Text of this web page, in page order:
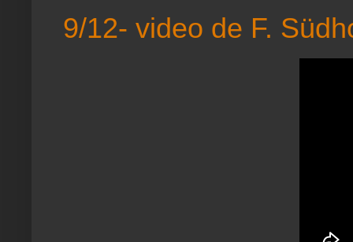
9/12- video de F.